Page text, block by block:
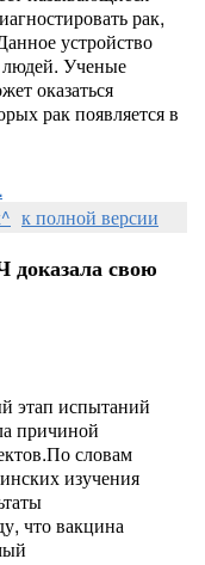
рак,
устройство
людей. Ученые
оказаться
рак появляется в
к полной версии
свою
этап испытаний
причиной
словам
изучения
что вакцина